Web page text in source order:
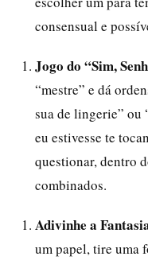
consensual e
Jogo do “Sim,
“mestre” e dá
sua de lingerie” ou
eu estivesse te
questionar, dentro
combinados.
Adivinhe a
um papel, tire uma